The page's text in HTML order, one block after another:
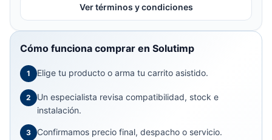
Ver términos y condiciones
Cómo funciona comprar en Solutimp
1 Elige tu producto o arma tu carrito asistido.
2
Un especialista revisa compatibilidad, stock e
instalación.
3 Confirmamos precio final, despacho o servicio.